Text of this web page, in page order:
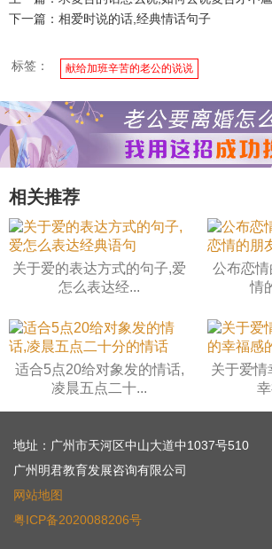
下一篇：相爱时说的话,经典情话句子
标签： 献给加班辛苦的老公的说说
相关推荐
关于爱的表达方式的句子,爱
怎么表达经...
公布恋
情
适合5点20给对象发的情话,
凌晨五点二十...
关于爱情
地址：广州市天河区中山大道中1037号510
广州明君教育发展咨询有限公司
网站地图
粤ICP备2020088206号